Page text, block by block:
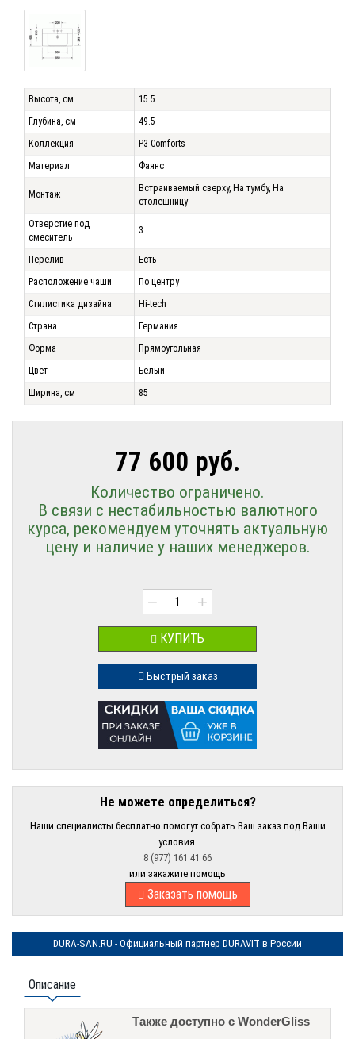
Высота, см
15.5
Глубина, см
49.5
Коллекция
P3 Comforts
Материал
Фаянс
Монтаж
Встраиваемый сверху, На тумбу, На
столешницу
Отверстие под
смеситель
3
Перелив
Есть
Расположение чаши
По центру
Стилистика дизайна
Hi-tech
Страна
Германия
Форма
Прямоугольная
Цвет
Белый
Ширина, см
85
77 600 руб.
Количество ограничено.
В связи с нестабильностью валютного
курса, рекомендуем уточнять актуальную
цену и наличие у наших менеджеров.
− +
КУПИТЬ
Быстрый заказ
Не можете определиться?
Наши специалисты бесплатно помогут собрать Ваш заказ под Ваши
условия.
8 (977) 161 41 66
или закажите помощь
Заказать помощь
DURA-SAN.RU - Официальный партнер DURAVIT в России
Описание
Также доступно с WonderGliss